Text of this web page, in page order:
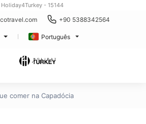
Holiday4Turkey - 15144
+90 5388342564
Português
comer na Capadócia